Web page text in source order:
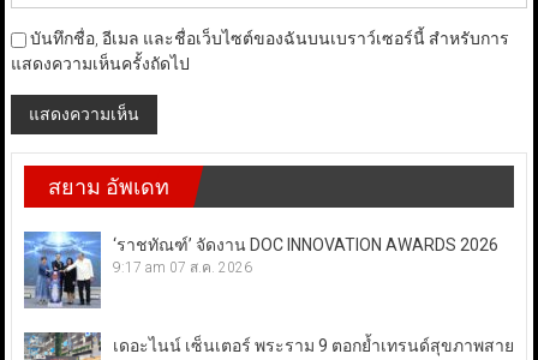
บันทึกชื่อ, อีเมล และชื่อเว็บไซต์ของฉันบนเบราว์เซอร์นี้ สำหรับการ
แสดงความเห็นครั้งถัดไป
สยาม อัพเดท
‘ราชทัณฑ์’ จัดงาน DOC INNOVATION AWARDS 2026
9:17 am 07 ส.ค. 2026
เดอะไนน์ เซ็นเตอร์ พระราม 9 ตอกย้ำเทรนด์สุขภาพสาย